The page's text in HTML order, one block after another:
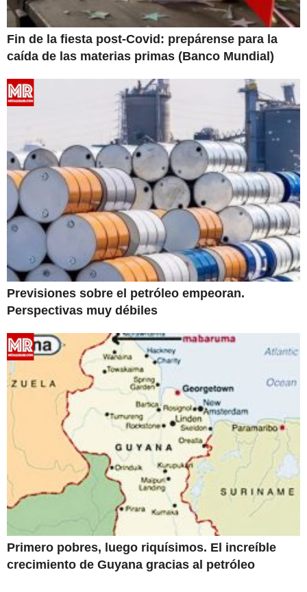
Fin de la fiesta post-Covid: prepárense para la
caída de las materias primas (Banco Mundial)
Previsiones sobre el petróleo empeoran.
Perspectivas muy débiles
Primero pobres, luego riquísimos. El increíble
crecimiento de Guyana gracias al petróleo